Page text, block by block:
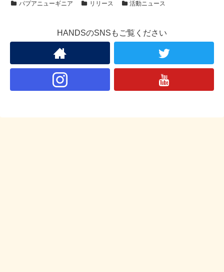
パプアニューギニア リリース 活動ニュース
HANDSのSNSもご覧ください